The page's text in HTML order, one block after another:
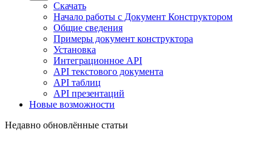
Скачать
Начало работы с Документ Конструктором
Общие сведения
Примеры документ конструктора
Установка
Интеграционное API
API текстового документа
API таблиц
API презентаций
Новые возможности
Недавно обновлённые статьи